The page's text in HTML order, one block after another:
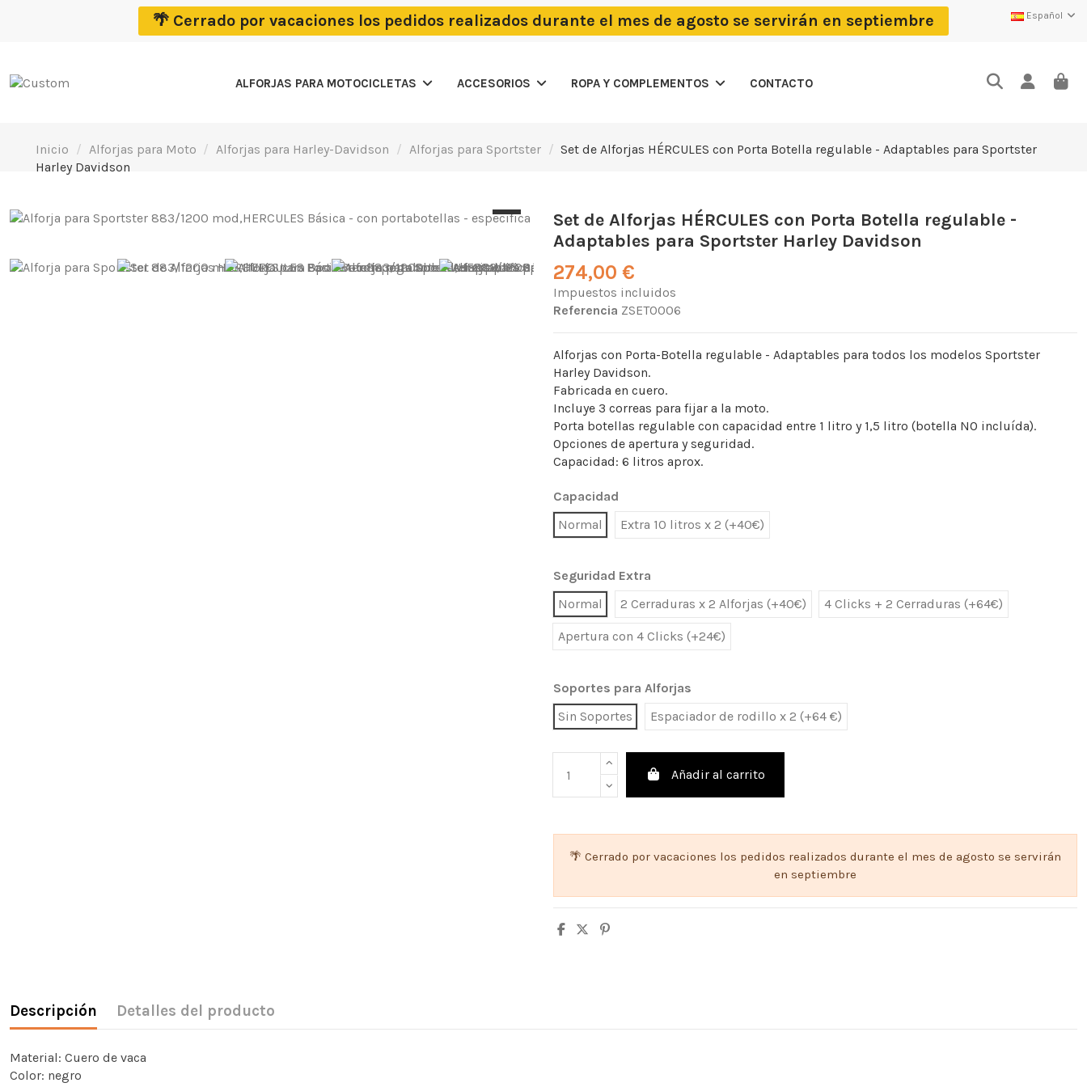
🌴 Cerrado por vacaciones los pedidos realizados durante el mes de agosto se servirán en septiembre Español
ALFORJAS PARA MOTOCICLETAS ACCESORIOS ROPA Y COMPLEMENTOS CONTACTO
Inicio Alforjas para Moto Alforjas para Harley-Davidson Alforjas para Sportster
Set de Alforjas HÉRCULES con Porta Botella regulable - Adaptables para Sportster
Harley Davidson
Set de Alforjas HÉRCULES con Porta Botella regulable -
Adaptables para Sportster Harley Davidson
274,00 €
Impuestos incluidos
Referencia ZSET0006
Alforjas con Porta-Botella regulable - Adaptables para todos los modelos Sportster
Harley Davidson.
Fabricada en cuero.
Incluye 3 correas para fijar a la moto.
Porta botellas regulable con capacidad entre 1 litro y 1,5 litro (botella NO incluída).
Opciones de apertura y seguridad.
Capacidad: 6 litros aprox.
Capacidad
Normal
Extra 10 litros x 2 (+40€)
Seguridad Extra
Normal
2 Cerraduras x 2 Alforjas (+40€) 4 Clicks + 2 Cerraduras (+64€)
Apertura con 4 Clicks (+24€)
Soportes para Alforjas
Sin Soportes
Espaciador de rodillo x 2 (+64 €)
Añadir al carrito
🌴 Cerrado por vacaciones los pedidos realizados durante el mes de agosto se servirán
en septiembre
Descripción Detalles del producto
Material: Cuero de vaca
Color: negro